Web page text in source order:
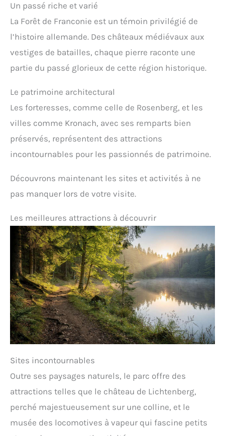
Un passé riche et varié
La Forêt de Franconie est un témoin privilégié de
l’histoire allemande. Des châteaux médiévaux aux
vestiges de batailles, chaque pierre raconte une
partie du passé glorieux de cette région historique.
Le patrimoine architectural
Les forteresses, comme celle de Rosenberg, et les
villes comme Kronach, avec ses remparts bien
préservés, représentent des attractions
incontournables pour les passionnés de patrimoine.
Découvrons maintenant les sites et activités à ne
pas manquer lors de votre visite.
Les meilleures attractions à découvrir
Sites incontournables
Outre ses paysages naturels, le parc offre des
attractions telles que le château de Lichtenberg,
perché majestueusement sur une colline, et le
musée des locomotives à vapeur qui fascine petits